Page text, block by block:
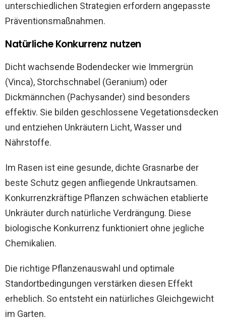
unterschiedlichen Strategien erfordern angepasste
Präventionsmaßnahmen.
Natürliche Konkurrenz nutzen
Dicht wachsende Bodendecker wie Immergrün
(Vinca), Storchschnabel (Geranium) oder
Dickmännchen (Pachysander) sind besonders
effektiv. Sie bilden geschlossene Vegetationsdecken
und entziehen Unkräutern Licht, Wasser und
Nährstoffe.
Im Rasen ist eine gesunde, dichte Grasnarbe der
beste Schutz gegen anfliegende Unkrautsamen.
Konkurrenzkräftige Pflanzen schwächen etablierte
Unkräuter durch natürliche Verdrängung. Diese
biologische Konkurrenz funktioniert ohne jegliche
Chemikalien.
Die richtige Pflanzenauswahl und optimale
Standortbedingungen verstärken diesen Effekt
erheblich. So entsteht ein natürliches Gleichgewicht
im Garten.